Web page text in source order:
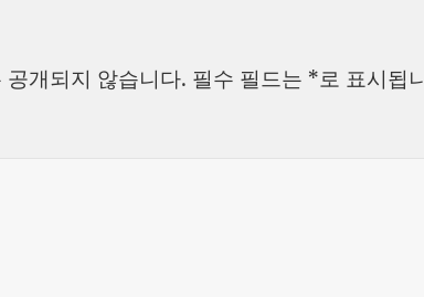
공개되지 않습니다. 필수 필드는 *로 표시됩